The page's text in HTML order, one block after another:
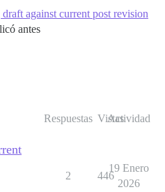
against current post revision
antes
Respuestas Vistas
Actividad
2 446
19 Enero
2026